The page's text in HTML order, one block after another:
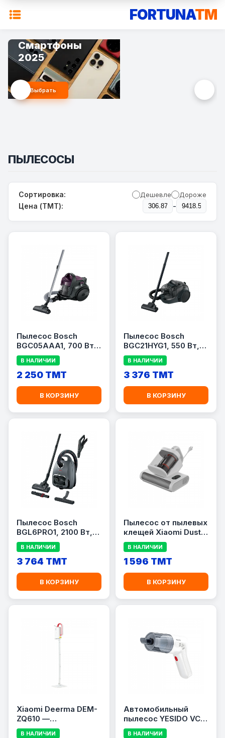
FORTUNATM
Смартфоны
2025
Выбрать
ПЫЛЕСОСЫ
Сортировка: Дешевле Дороже
Цена (TMT): -
Пылесос Bosch
BGC05AAA1, 700 Вт,
контейнер 1.5 л,
фиолетовый/серый
В НАЛИЧИИ
2 250 TMT
В КОРЗИНУ
Пылесос Bosch
BGC21HYG1, 550 Вт,
контейнер 2 л,
серый/белый
В НАЛИЧИИ
3 376 TMT
В КОРЗИНУ
Пылесос Bosch
BGL6PRO1, 2100 Вт,
мешок 4 л, чёрный/
серый
В НАЛИЧИИ
3 764 TMT
В КОРЗИНУ
Пылесос от пылевых
клещей Xiaomi Dust
Mite Vacuum Cleaner
2 Pro (BHR08MAGB)
В НАЛИЧИИ
1 596 TMT
В КОРЗИНУ
Xiaomi Deerma DEM-
ZQ610 —
многофункциональный
В НАЛИЧИИ
Автомобильный
пылесос YESIDO VC10
(VCLEANYESVC10)
В НАЛИЧИИ